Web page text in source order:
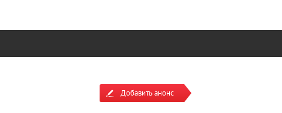
Добавить анонс